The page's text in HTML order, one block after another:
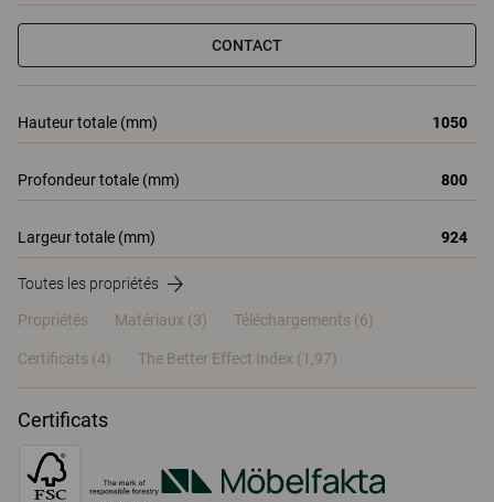
CONTACT
Hauteur totale (mm) 1050
Profondeur totale (mm) 800
Largeur totale (mm) 924
Toutes les propriétés
Propriétés Matériaux (3) Téléchargements (6)
Certificats (4) The Better Effect Index (1,97)
Certificats